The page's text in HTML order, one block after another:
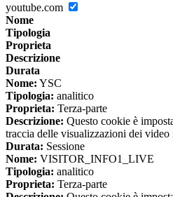
youtube.com
Nome
Tipologia
Proprieta
Descrizione
Durata
Nome: YSC
Tipologia: analitico
Proprieta: Terza-parte
Descrizione: Questo cookie è
traccia delle visualizzazioni dei video
Durata: Sessione
Nome: VISITOR_INFO1_LIVE
Tipologia: analitico
Proprieta: Terza-parte